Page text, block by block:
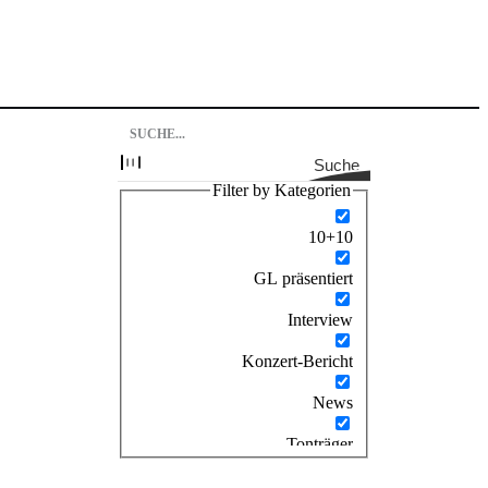
Suche
Filter by Kategorien
10+10
GL präsentiert
Interview
Konzert-Bericht
News
Tonträger